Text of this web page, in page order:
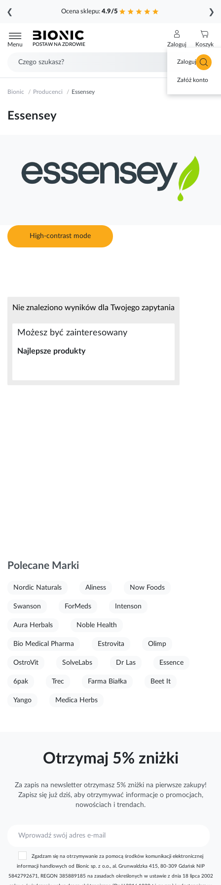
Ocena sklepu: 4.9/5
❮ ❯
do
treści
Menu POSTAW NA ZDROWIE Zaloguj
Zaloguj się
Załóż konto
Koszyk
Bionic Producenci Essensey
Essensey
High-contrast mode
Nie znaleziono wyników dla Twojego zapytania
Możesz być zainteresowany
Najlepsze produkty
Polecane Marki
Nordic Naturals Aliness Now Foods
Swanson ForMeds Intenson
Aura Herbals Noble Health
Bio Medical Pharma Estrovita Olimp
OstroVit SolveLabs Dr Las Essence
6pak Trec Farma Białka Beet It
Yango Medica Herbs
Otrzymaj 5% zniżki
Za zapis na newsletter otrzymasz 5% zniżki na pierwsze zakupy!
Zapisz się już dziś, aby otrzymywać informacjeo promocjach,
nowościach i trendach.
r
Zgadzam się na otrzymywanie za pomocą środków komunikacji elektronicznej
informacji handlowych od Bionic sp. z o.o., al. Grunwaldzka 415, 80-309 Gdańsk NIP
5842792671, REGON 385889185 na zasadach określonych w ustawie z dnia 18 lipca 2002